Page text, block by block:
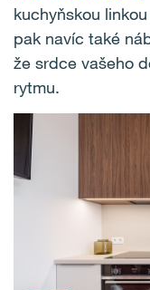
kuchyňskou
pak navíc také
že srdce vašeho
rytmu.